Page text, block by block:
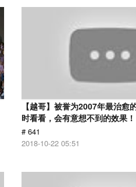
【越哥】被誉为2007年最治愈
时看看，会有意想不到的效果！
# 641
2018-10-22 05:51